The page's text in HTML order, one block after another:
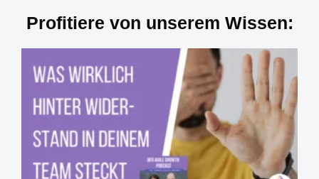
Profitiere von unserem Wissen: